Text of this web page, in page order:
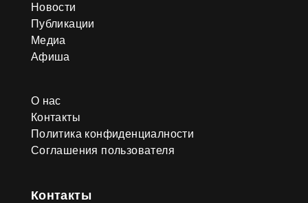
Новости
Публикации
Медиа
Афиша
О нас
Контакты
Политика конфиденциалности
Соглашения пользователя
Контакты